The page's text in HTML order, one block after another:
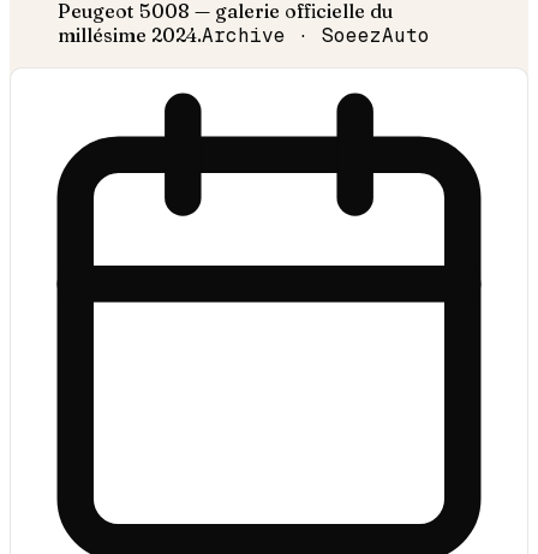
Peugeot 5008 — galerie officielle du
millésime 2024.Archive · SoeezAuto